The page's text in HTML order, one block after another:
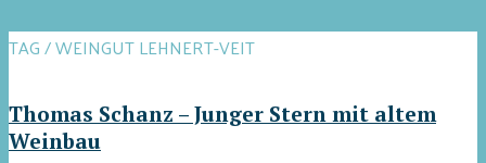
TAG / WEINGUT LEHNERT-VEIT
Thomas Schanz – Junger Stern mit altem
Weinbau